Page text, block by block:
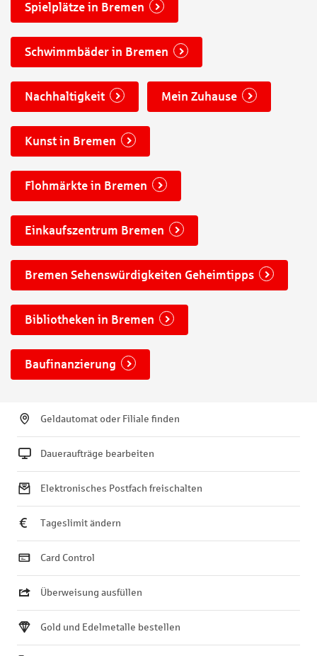
Spielplätze in Bremen
Schwimmbäder in Bremen
Nachhaltigkeit Mein Zuhause
Kunst in Bremen
Flohmärkte in Bremen
Einkaufszentrum Bremen
Bremen Sehenswürdigkeiten Geheimtipps
Bibliotheken in Bremen
Baufinanzierung
Geldautomat oder Filiale finden
Daueraufträge bearbeiten
Elektronisches Postfach freischalten
Tageslimit ändern
Card Control
Überweisung ausfüllen
Gold und Edelmetalle bestellen